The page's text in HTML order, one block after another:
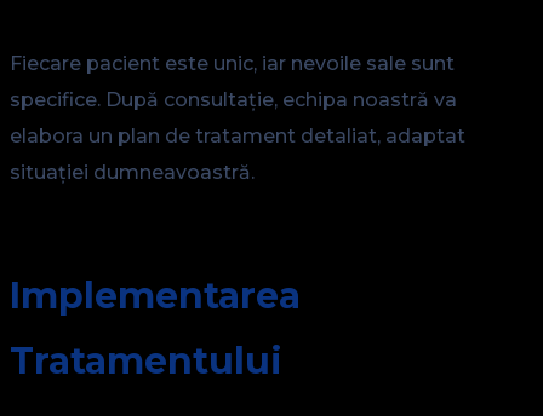
Fiecare pacient este unic, iar nevoile sale sunt
specifice. După consultație, echipa noastră va
elabora un plan de tratament detaliat, adaptat
situației dumneavoastră.
Implementarea
Tratamentului